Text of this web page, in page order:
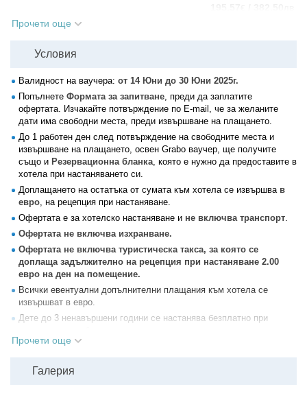
3 нощувки за четирима в четворна стая
Прочети още
Условия
Валидност на ваучера: от 14 Юни до 30 Юни 2025г.
Попълнете Формата за запитване, преди да заплатите
офертата. Изчакайте потвърждение по E-mail, че за желаните
дати има свободни места, преди извършване на плащането.
До 1 работен ден след потвърждение на свободните места и
извършване на плащането, освен Grabo ваучер, ще получите
също и Резервационна бланка, която е нужно да предоставите в
хотела при настаняването си.
Доплащането на остатъка от сумата към хотела се извършва в
евро, на рецепция при настаняване.
Офертата е за хотелско настаняване и не включва транспорт.
Офертата не включва изхранване.
Офертата не включва туристическа такса, за която се
доплаща задължително на рецепция при настаняване 2.00
евро на ден на помещение.
Всички евентуални допълнителни плащания към хотела се
извършват в евро.
Дете до 3 ненавършени години се настанява безплатно при
Домашни любимци не се допускат.
6 месеца към датата на завръщане в България.
Прочети още
Галерия